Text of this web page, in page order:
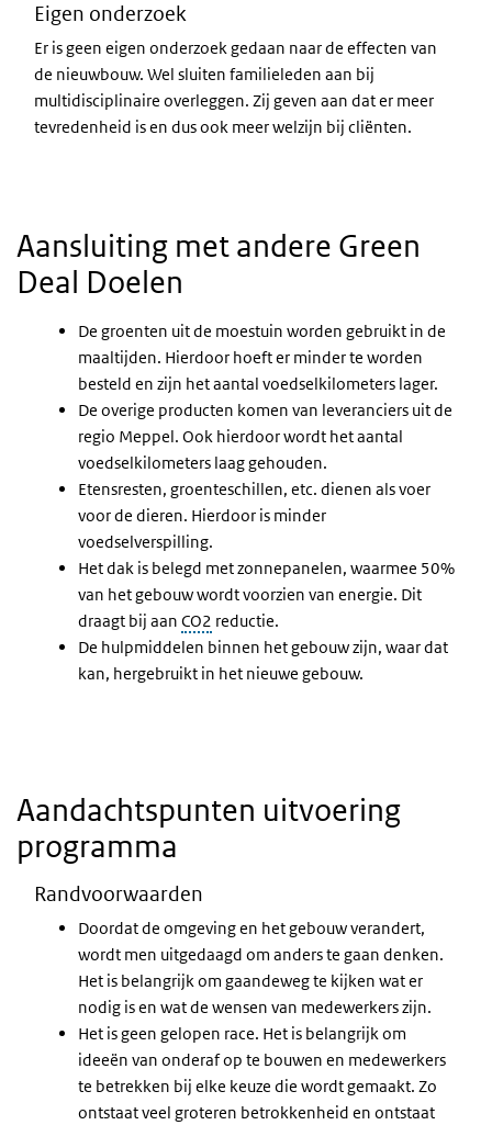
Eigen onderzoek
Er is geen eigen onderzoek gedaan naar de effecten van
de nieuwbouw. Wel sluiten familieleden aan bij
multidisciplinaire overleggen. Zij geven aan dat er meer
tevredenheid is en dus ook meer welzijn bij cliënten.
Aansluiting met andere Green
Deal Doelen
De groenten uit de moestuin worden gebruikt in de
maaltijden. Hierdoor hoeft er minder te worden
besteld en zijn het aantal voedselkilometers lager.
De overige producten komen van leveranciers uit de
regio Meppel. Ook hierdoor wordt het aantal
voedselkilometers laag gehouden.
Etensresten, groenteschillen, etc. dienen als voer
voor de dieren. Hierdoor is minder
voedselverspilling.
Het dak is belegd met zonnepanelen, waarmee 50%
van het gebouw wordt voorzien van energie. Dit
draagt bij aan CO2 reductie.
De hulpmiddelen binnen het gebouw zijn, waar dat
kan, hergebruikt in het nieuwe gebouw.
Aandachtspunten uitvoering
programma
Randvoorwaarden
Doordat de omgeving en het gebouw verandert,
wordt men uitgedaagd om anders te gaan denken.
Het is belangrijk om gaandeweg te kijken wat er
nodig is en wat de wensen van medewerkers zijn.
Het is geen gelopen race. Het is belangrijk om
ideeën van onderaf op te bouwen en medewerkers
te betrekken bij elke keuze die wordt gemaakt. Zo
ontstaat veel groteren betrokkenheid en ontstaat